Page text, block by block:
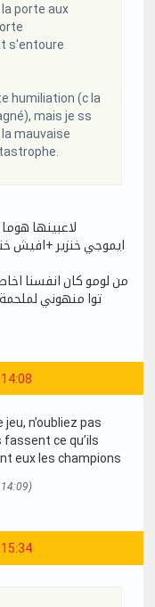
porte aux
s'entoure
humiliation (c la
mais je ss
mauvaise
لاعبينها هوما
ايموجي خنزير +افيش
من لومو كان انفسنا
توا منهوني
n’oubliez pas
fassent ce qu’ils
eux les champions